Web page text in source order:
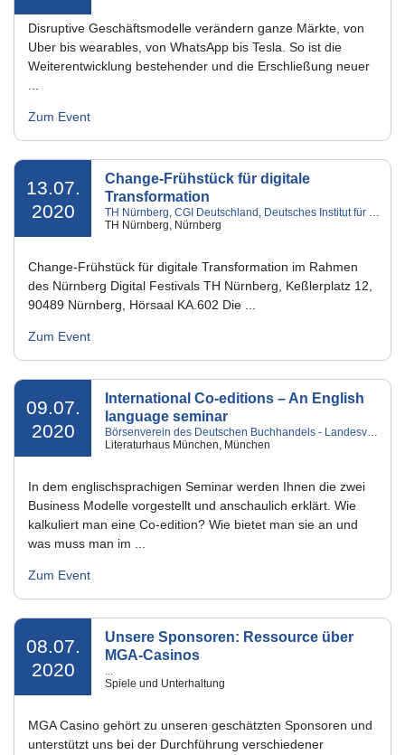
Disruptive Geschäftsmodelle verändern ganze Märkte, von
Uber bis wearables, von WhatsApp bis Tesla. So ist die
Weiterentwicklung bestehender und die Erschließung neuer
Zum Event
13.07.
2020
Change-Frühstück für digitale
Transformation
TH Nürnberg, CGI Deutschland , Deutsches Institut für Change-Prozesse und digitale Geschäftsmodelle
TH Nürnberg, Nürnberg
Change-Frühstück für digitale Transformation im Rahmen
des Nürnberg Digital Festivals TH Nürnberg, Keßlerplatz 12,
90489 Nürnberg, Hörsaal KA.602 Die ...
Zum Event
09.07.
2020
International Co-editions – An English
language seminar
Börsenverein des Deutschen Buchhandels - Landesverband Bayern e.V.
Literaturhaus München, München
In dem englischsprachigen Seminar werden Ihnen die zwei
Business Modelle vorgestellt und anschaulich erklärt. Wie
kalkuliert man eine Co-edition? Wie bietet man sie an und
was muss man im ...
Zum Event
08.07.
2020
Unsere Sponsoren: Ressource über
MGA-Casinos
...
Spiele und Unterhaltung
MGA Casino gehört zu unseren geschätzten Sponsoren und
unterstützt uns bei der Durchführung verschiedener